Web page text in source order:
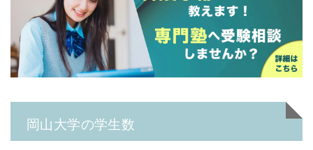
岡山大学の学生数